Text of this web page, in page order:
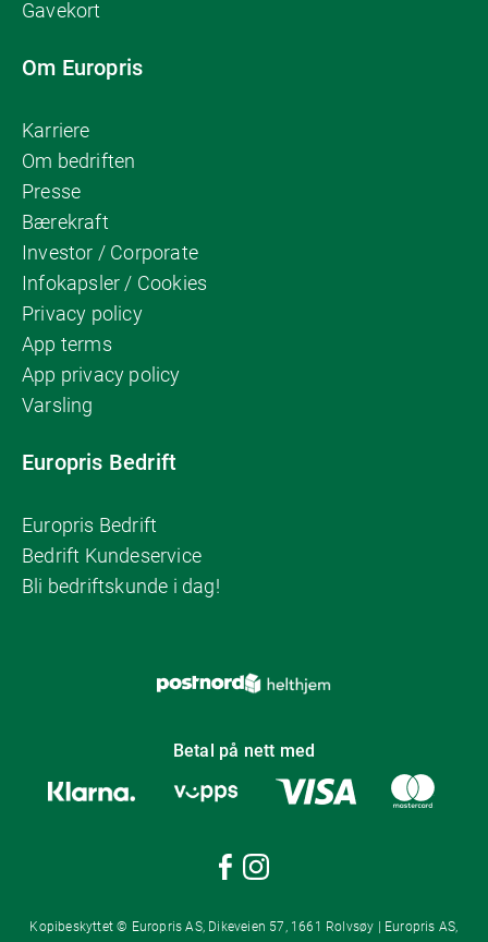
Gavekort
Om Europris
Karriere
Om bedriften
Presse
Bærekraft
Investor / Corporate
Infokapsler / Cookies
Privacy policy
App terms
App privacy policy
Varsling
Europris Bedrift
Europris Bedrift
Bedrift Kundeservice
Bli bedriftskunde i dag!
Betal på nett med
Kopibeskyttet © Europris AS, Dikeveien 57, 1661 Rolvsøy | Europris AS,